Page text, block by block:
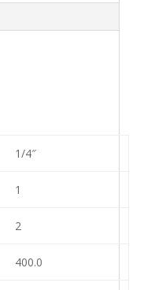
1/4″
1
2
400.0